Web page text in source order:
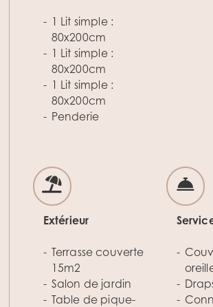
1 Lit simple :
80x200cm
1 Lit simple :
80x200cm
1 Lit simple :
80x200cm
Penderie
Extérieur
Terrasse couverte
15m2
Salon de jardin
Table de pique-